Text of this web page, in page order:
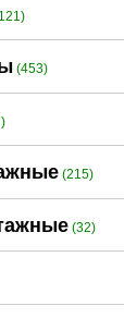
(453)
(215)
(32)